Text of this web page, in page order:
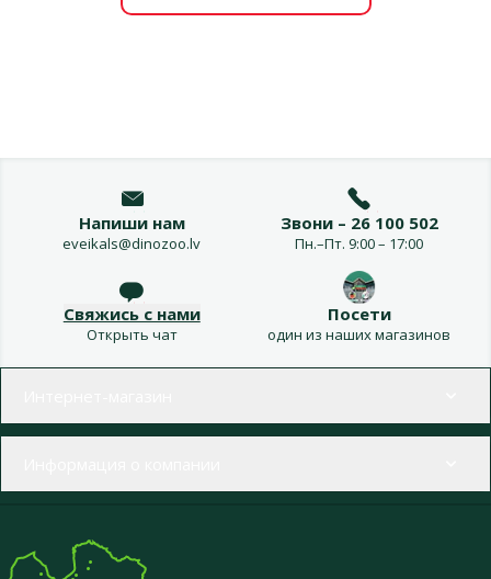
Напиши нам
eveikals@dinozoo.lv
Звони – 26 100 502
Пн.–Пт. 9:00 – 17:00
Свяжись с нами
Открыть чат
Посети
один из наших магазинов